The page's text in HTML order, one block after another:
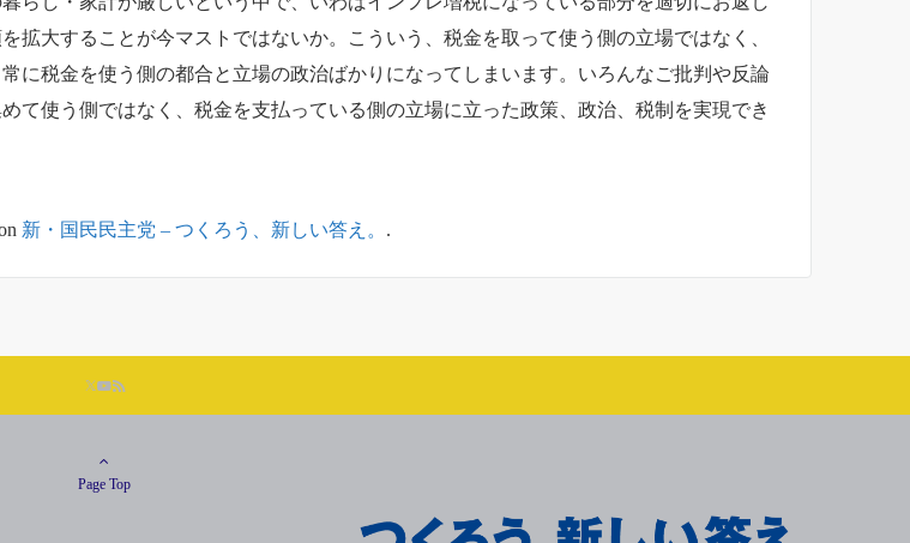
拡大することが今マストではないか。こういう、税金を取って使う側の立場ではなく、
に税金を使う側の都合と立場の政治ばかりになってしまいます。いろんなご批判や反論
て使う側ではなく、税金を支払っている側の立場に立った政策、政治、税制を実現でき
新・国民民主党 – つくろう、新しい答え。 .
Page Top